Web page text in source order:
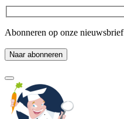
Abonneren op onze nieuwsbrief